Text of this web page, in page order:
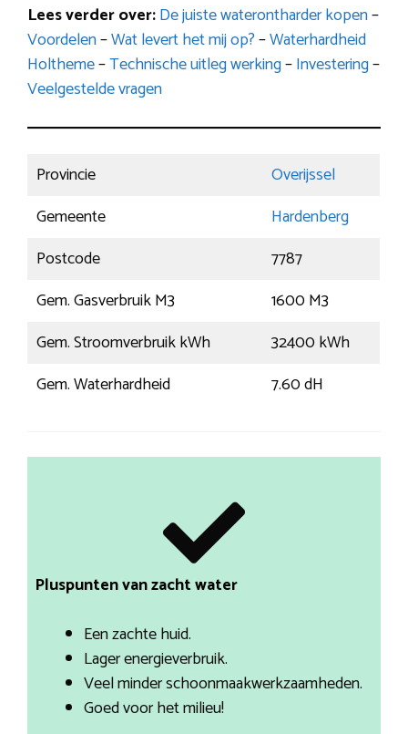
Lees verder over:De juiste waterontharder kopen–
Voordelen–Wat levert het mij op?–Waterhardheid
Holtheme–Technische uitleg werking–Investering–
Veelgestelde vragen
Provincie
Overijssel
Gemeente
Hardenberg
Postcode
7787
Gem. Gasverbruik M3
1600 M3
Gem. Stroomverbruik kWh
32400 kWh
Gem. Waterhardheid
7.60 dH
Pluspunten van zacht water
Een zachte huid.
Lager energieverbruik.
Veel minder schoonmaakwerkzaamheden.
Goed voor het milieu!